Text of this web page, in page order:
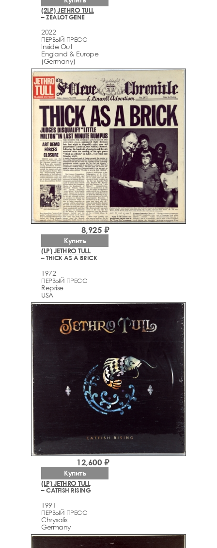
(2LP) JETHRO TULL
– ZEALOT GENE
2022
ПЕРВЫЙ ПРЕСС
Inside Out
England & Europe
(Germany)
(LP) JETHRO TULL
– THICK AS A BRICK
1972
ПЕРВЫЙ ПРЕСС
Reprise
USA
8,925 ₽
Купить
(LP) JETHRO TULL
– CATFISH RISING
1991
ПЕРВЫЙ ПРЕСС
Chrysalis
Germany
12,600 ₽
Купить